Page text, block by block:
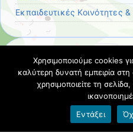
Εκπαιδευτικές Κοινότητες
Ετικέτες
Όροι χρήσης blogs.sch.gr
Χρησιμοποιούμε cookies
καλύτερη δυνατή εμπειρία
χρησιμοποιείτε τη
Εντάξει